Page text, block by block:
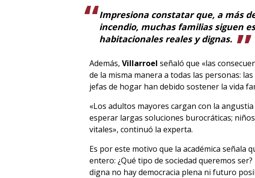
Impresiona constatar que, a más
incendio, muchas familias siguen
habitacionales reales y dignas.
Además, Villarroel señaló que «las
de la misma manera a todas las personas:
jefas de hogar han debido sostener la vida
«Los adultos mayores cargan con la
esperar largas soluciones burocráticas;
vitales», continuó la experta.
Es por este motivo que la académica señala
entero: ¿Qué tipo de sociedad queremos
digna no hay democracia plena ni futuro